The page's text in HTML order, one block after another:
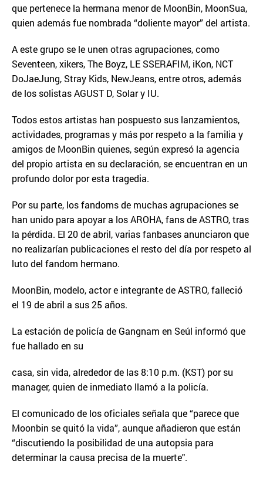
que pertenece la hermana menor de MoonBin, MoonSua,
quien además fue nombrada “doliente mayor” del artista.
A este grupo se le unen otras agrupaciones, como
Seventeen, xikers, The Boyz, LE SSERAFIM, iKon, NCT
DoJaeJung, Stray Kids, NewJeans, entre otros, además
de los solistas AGUST D, Solar y IU.
Todos estos artistas han pospuesto sus lanzamientos,
actividades, programas y más por respeto a la familia y
amigos de MoonBin quienes, según expresó la agencia
del propio artista en su declaración, se encuentran en un
profundo dolor por esta tragedia.
Por su parte, los fandoms de muchas agrupaciones se
han unido para apoyar a los AROHA, fans de ASTRO, tras
la pérdida. El 20 de abril, varias fanbases anunciaron que
no realizarían publicaciones el resto del día por respeto al
luto del fandom hermano.
MoonBin, modelo, actor e integrante de ASTRO, falleció
el 19 de abril a sus 25 años.
La estación de policía de Gangnam en Seúl informó que
fue hallado en su
casa, sin vida, alrededor de las 8:10 p.m. (KST) por su
manager, quien de inmediato llamó a la policía.
El comunicado de los oficiales señala que “parece que
Moonbin se quitó la vida”, aunque añadieron que están
“discutiendo la posibilidad de una autopsia para
determinar la causa precisa de la muerte".